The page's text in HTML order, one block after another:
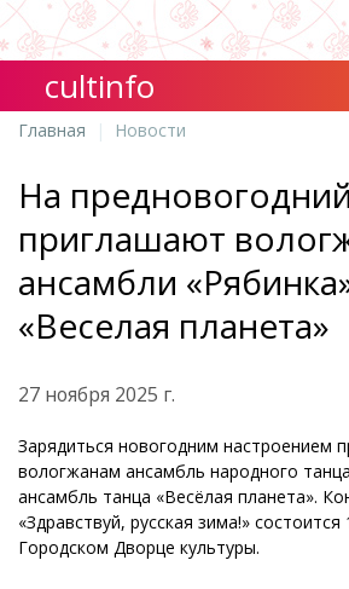
cultinfo
Главная Новости
На
приглашают
ансамбли
«Веселая планета»
27 ноября 2025 г.
Зарядиться новогодним настроением
вологжанам ансамбль народного
ансамбль танца «Весёлая планета».
«Здравствуй, русская зима!»
Городском Дворце культуры.